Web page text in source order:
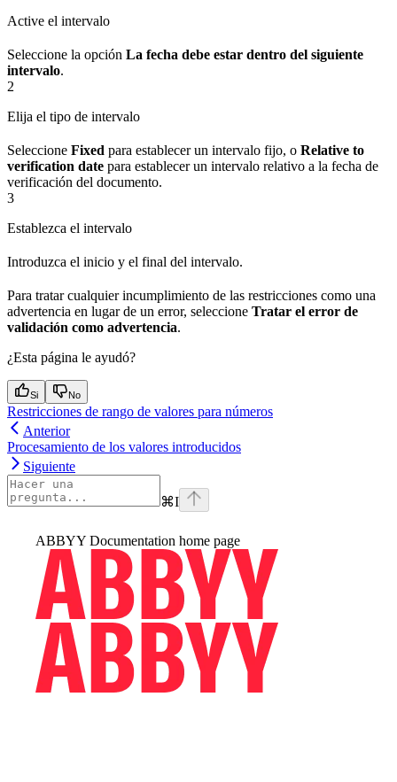
Active el intervalo
Seleccione la opción La fecha debe estar dentro del siguiente
intervalo.
2
Elija el tipo de intervalo
Seleccione Fixed para establecer un intervalo fijo, o Relative to
verification date para establecer un intervalo relativo a la fecha de
verificación del documento.
3
Establezca el intervalo
Introduzca el inicio y el final del intervalo.
Para tratar cualquier incumplimiento de las restricciones como una
advertencia en lugar de un error, seleccione Tratar el error de
validación como advertencia.
¿Esta página le ayudó?
Si No
Restricciones de rango de valores para números
Anterior
Procesamiento de los valores introducidos
Siguiente
⌘I
ABBYY Documentation home page